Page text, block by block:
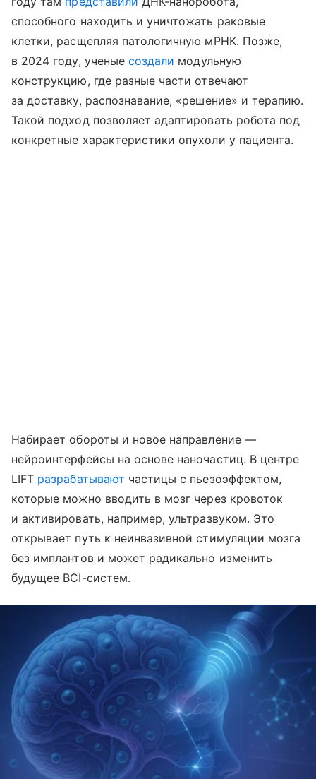
способного находить и уничтожать раковые
клетки, расщепляя патологичную мРНК. Позже,
в 2024 году, ученые создали модульную
конструкцию, где разные части отвечают
за доставку, распознавание, «решение» и терапию.
Такой подход позволяет адаптировать робота под
конкретные характеристики опухоли у пациента.
Набирает обороты и новое направление —
нейроинтерфейсы на основе наночастиц. В центре
LIFT разрабатывают частицы с пьезоэффектом,
которые можно вводить в мозг через кровоток
и активировать, например, ультразвуком. Это
открывает путь к неинвазивной стимуляции мозга
без имплантов и может радикально изменить
будущее BCI-систем.